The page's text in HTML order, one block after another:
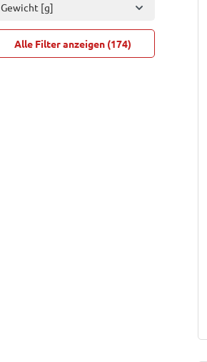
Gewicht [g]
Alle Filter anzeigen (174)